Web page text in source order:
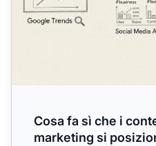
Cosa fa sì che i
marketing si